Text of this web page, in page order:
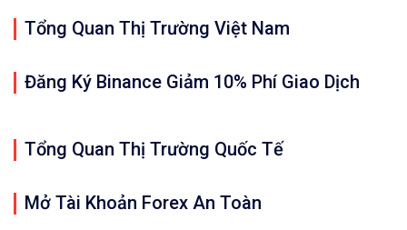
Tổng Quan Thị Trường Việt Nam
Đăng Ký Binance Giảm 10% Phí Giao Dịch
Tổng Quan Thị Trường Quốc Tế
Mở Tài Khoản Forex An Toàn